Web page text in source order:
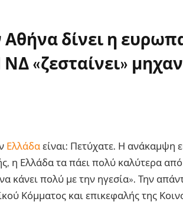
δίνει η
«ζεσταίνει»
Ελλάδα είναι: Πετύχατε. Η ανάκαμψη
η Ελλάδα τα πάει πολύ καλύτερα
κάνει πολύ με την ηγεσία». Την
Κόμματος και επικεφαλής της